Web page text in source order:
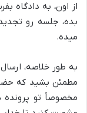
از اون، به دادگاه
بده، جلسه رو
میده.
به طور خلاصه،
مطمئن بشید که
مخصوصاً تو پرونده